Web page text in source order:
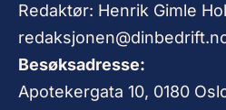
Redaktør: Henrik Gimle
Besøksadresse:
Apotekergata 10, 0180